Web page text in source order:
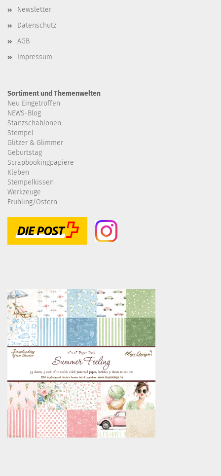
Newsletter
Datenschutz
AGB
Impressum
Sortiment und Themenwelten
Neu Eingetroffen
NEWS-Blog
Stanzschablonen
Stempel
Glitzer & Glimmer
Geburtstag
Scrapbookingpapiere
Kleben
Stempelkissen
Werkzeuge
Frühling/Ostern